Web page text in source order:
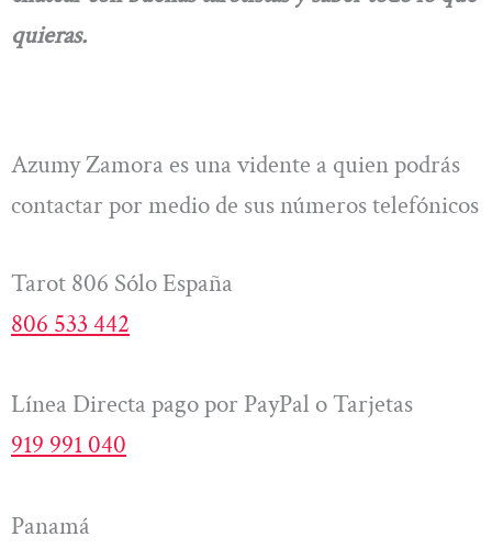
quieras.
Azumy Zamora es una vidente a quien podrás
contactar por medio de sus números telefónicos
Tarot 806 Sólo España
806 533 442
Línea Directa pago por PayPal o Tarjetas
919 991 040
Panamá